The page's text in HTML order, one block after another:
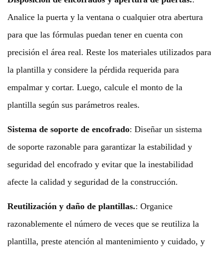
Analice la puerta y la ventana o cualquier otra abertura
para que las fórmulas puedan tener en cuenta con
precisión el área real. Reste los materiales utilizados para
la plantilla y considere la pérdida requerida para
empalmar y cortar. Luego, calcule el monto de la
plantilla según sus parámetros reales.
Sistema de soporte de encofrado: Diseñar un sistema
de soporte razonable para garantizar la estabilidad y
seguridad del encofrado y evitar que la inestabilidad
afecte la calidad y seguridad de la construcción.
Reutilización y daño de plantillas.: Organice
razonablemente el número de veces que se reutiliza la
plantilla, preste atención al mantenimiento y cuidado, y